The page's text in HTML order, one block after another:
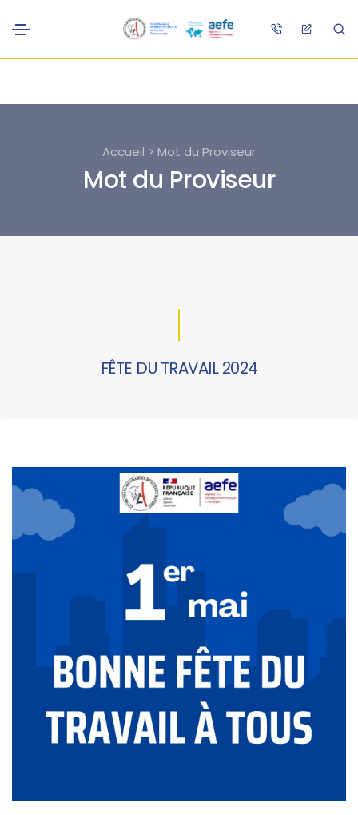
Accueil > Mot du Proviseur
Mot du Proviseur
FÊTE DU TRAVAIL 2024